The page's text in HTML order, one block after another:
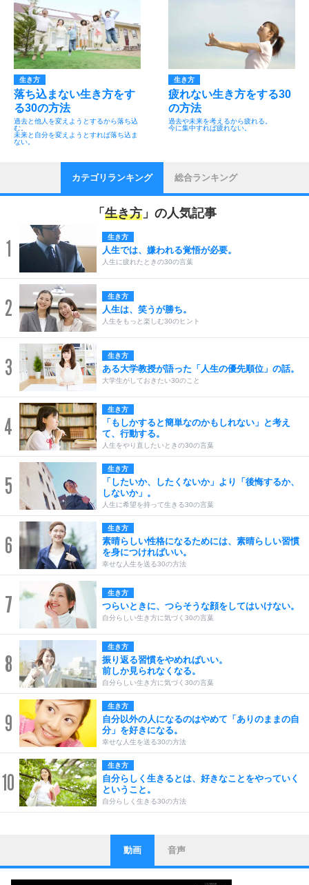
生き方
落ち込まない生き方をす
る30の方法
過去と他人を変えようとするから落ち込
む。
未来と自分を変えようとすれば落ち込ま
ない。
生き方
疲れない生き方をする30
の方法
過去や未来を考えるから疲れる。
今に集中すれば疲れない。
カテゴリランキング 総合ランキング
「 生き方 」の人気記事
1 生き方
人生では、嫌われる覚悟が必要。
人生に疲れたときの30の言葉
2 生き方
人生は、笑うが勝ち。
人生をもっと楽しむ30のヒント
3 生き方
ある大学教授が語った「人生の優先順位」の話。
大学生がしておきたい30のこと
4
生き方
「もしかすると簡単なのかもしれない」と考え
て、行動する。
人生をやり直したいときの30の言葉
5
生き方
「したいか、したくないか」より「後悔するか、
しないか」。
人生に希望を持って生きる30の言葉
6
生き方
素晴らしい性格になるためには、素晴らしい習慣
を身につければいい。
幸せな人生を送る30の方法
7 生き方
つらいときに、つらそうな顔をしてはいけない。
自分らしい生き方に気づく30の言葉
8
生き方
振り返る習慣をやめればいい。
前しか見られなくなる。
自分らしい生き方に気づく30の言葉
9
生き方
自分以外の人になるのはやめて「ありのままの自
分」を好きになる。
幸せな人生を送る30の方法
10
生き方
自分らしく生きるとは、好きなことをやっていく
ということ。
自分らしく生きる30の方法
1
ストレス対策
他人と比べない。
いっそのこと、他人を見ない。
動画 音声